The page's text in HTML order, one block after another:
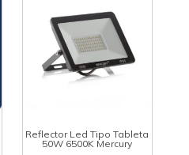
Reflector Led Tipo Tableta
50W 6500K Mercury